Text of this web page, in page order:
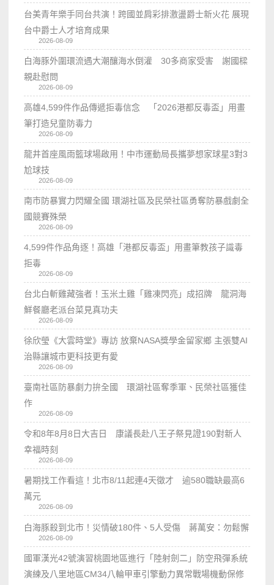
台美青年樂手同台共演！跨國並肩彩排激盪爵士新火花 展現
台中爵士人才培育成果
2026-08-09
白海豚外圍環流遇大潮釀海水倒灌 30多商家受害 謝國樑
親赴慰問
2026-08-09
高雄4,599件作品傳遞拒毒信念 「2026港都反毒盃」用畫
筆打造兒童防毒力
2026-08-09
龍井首座風雨籃球場啟用！中市運動局長攜夢想家球星3對3
尬球技
2026-08-09
南市防暴實力閃耀全國 環湖社區及民榮社區勇奪防暴戲劇全
國競賽殊榮
2026-08-09
4,599件作品角逐！高雄「港都反毒盃」用畫筆教孩子識毒
拒毒
2026-08-09
台北白斬雞藏強者！玉米土雞「雞凍閃亮」成招牌 龍洞海
鮮餐廳老派台菜見真功夫
2026-08-09
徐欣瑩《大雲時堂》專訪 放棄NASA獎學金留家鄉 主張雙AI
治縣讓城市更科技更有愛
2026-08-09
臺南社區防暴劇力拚全國 環湖社區奪季軍、民榮社區獲佳
作
2026-08-09
令和8年8月8日大吉日 康議長赴八王子祭見證190對新人
幸福時刻
2026-08-09
暑期找工作看這！北市8/11起連4天徵才 逾580職缺最高6
萬元
2026-08-09
白海豚殺到北市！災情破180件、5人受傷 蔣萬安：勿鬆懈
2026-08-09
國軍漢光42號演習桃園地區進行「陸射劍二」防空飛彈系統
演練及八里地區CM34八輪甲車引擎動力異常戰場機動保修